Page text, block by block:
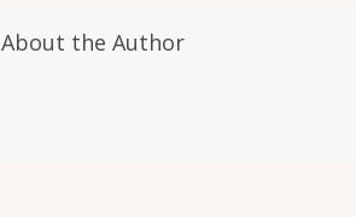
About the Author